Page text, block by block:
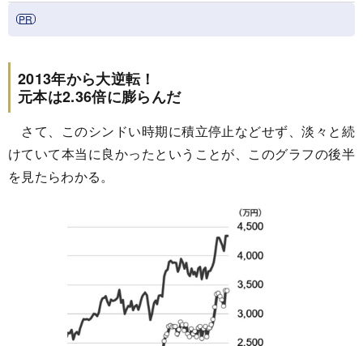
2013年から大逆転！
元本は2.36倍に膨らんだ
さて、このシンドい時期に積立停止などせず、淡々と続
けていて本当に良かったということが、このグラフの後半
を見たらわかる。